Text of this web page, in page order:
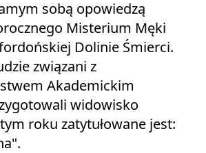
sobą opowiedzą
Misterium Męki
Dolinie Śmierci.
związani z
Akademickim
widowisko
roku zatytułowane jest: